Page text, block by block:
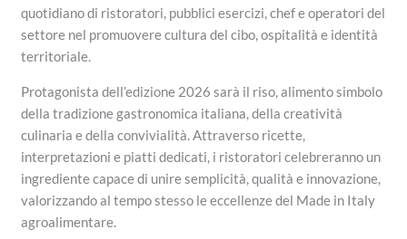
quotidiano di ristoratori, pubblici esercizi, chef e operatori del
settore nel promuovere cultura del cibo, ospitalità e identità
territoriale.
Protagonista dell’edizione 2026 sarà il riso, alimento simbolo
della tradizione gastronomica italiana, della creatività
culinaria e della convivialità. Attraverso ricette,
interpretazioni e piatti dedicati, i ristoratori celebreranno un
ingrediente capace di unire semplicità, qualità e innovazione,
valorizzando al tempo stesso le eccellenze del Made in Italy
agroalimentare.